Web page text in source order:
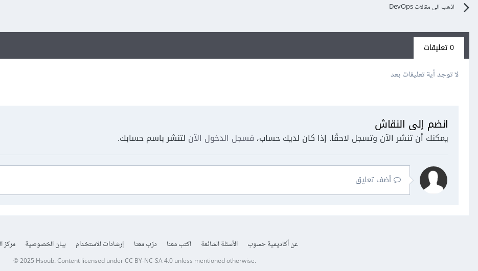
اذهب الى مقالات DevOps
0 تعليقات
لا توجد أية تعليقات بعد
انضم إلى النقاش
يمكنك أن تنشر الآن وتسجل لاحقًا. إذا كان لديك حساب، فسجل الدخول الآن لتنشر باسم حسابك.
أضف تعليق
عن أكاديمية حسوب الأسئلة الشائعة اكتب معنا درّب معنا إرشادات الاستخدام بيان الخصوصية مركز
© 2025 Hsoub.Content licensed underCC BY-NC-SA 4.0unless mentioned otherwise.